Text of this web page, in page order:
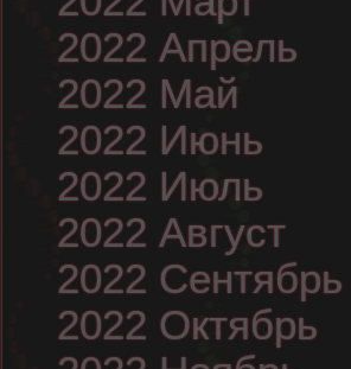
2022 Апрель
2022 Май
2022 Июнь
2022 Июль
2022 Август
2022 Сентябрь
2022 Октябрь